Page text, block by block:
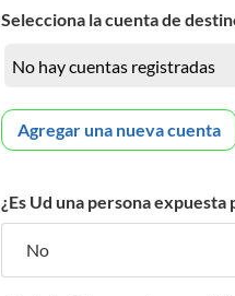
Selecciona la cuenta de
Agregar una nueva cuenta
¿Es Ud una persona expuesta